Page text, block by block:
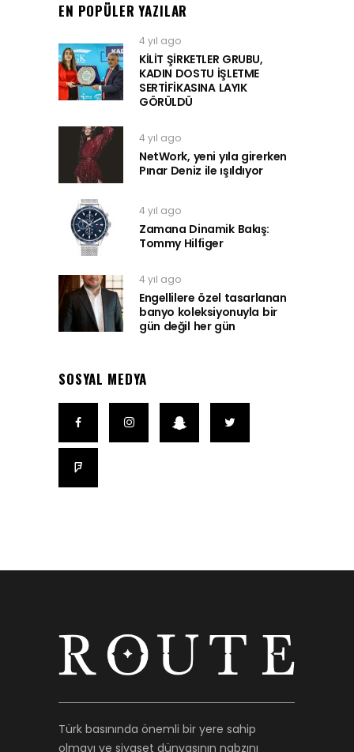
EN POPÜLER YAZILAR
4 yıl ago
KİLİT ŞİRKETLER GRUBU,
KADIN DOSTU İŞLETME
SERTİFİKASINA LAYIK
GÖRÜLDÜ
4 yıl ago
NetWork, yeni yıla girerken
Pınar Deniz ile ışıldıyor
4 yıl ago
Zamana Dinamik Bakış:
Tommy Hilfiger
4 yıl ago
Engellilere özel tasarlanan
banyo koleksiyonuyla bir
gün değil her gün
SOSYAL MEDYA
Türk basınında önemli bir yere sahip
olmayı ve siyaset dünyasının nabzını